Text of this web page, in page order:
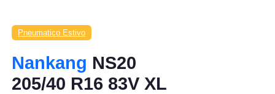
Pneumatico Estivo
Nankang NS20
205/40 R16 83V XL